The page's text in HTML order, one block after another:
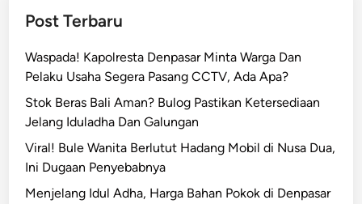
Post Terbaru
Waspada! Kapolresta Denpasar Minta Warga Dan
Pelaku Usaha Segera Pasang CCTV, Ada Apa?
Stok Beras Bali Aman? Bulog Pastikan Ketersediaan
Jelang Iduladha Dan Galungan
Viral! Bule Wanita Berlutut Hadang Mobil di Nusa Dua,
Ini Dugaan Penyebabnya
Menjelang Idul Adha, Harga Bahan Pokok di Denpasar